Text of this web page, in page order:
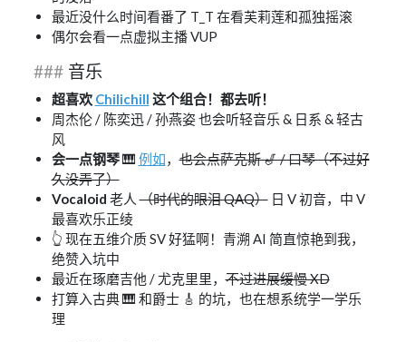
最近没什么时间看番了 T_T 在看芙莉莲和孤独摇滚
偶尔会看一点虚拟主播 VUP
音乐
超喜欢 Chilichill 这个组合！都去听！
周杰伦 / 陈奕迅 / 孙燕姿 也会听轻音乐 & 日系 & 轻古
风
会一点钢琴🎹 例如，也会点萨克斯 🎷 / 口琴（不过好
久没弄了）
Vocaloid 老人（时代的眼泪 QAQ）日 V 初音，中 V
最喜欢乐正绫
👆 现在五维介质 SV 好猛啊！青溯 AI 简直惊艳到我，
绝赞入坑中
最近在琢磨吉他 / 尤克里里，不过进展缓慢 XD
打算入古典 🎹 和爵士 🎸 的坑，也在想系统学一学乐
理